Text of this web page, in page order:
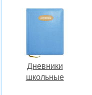
Дневники
школьные